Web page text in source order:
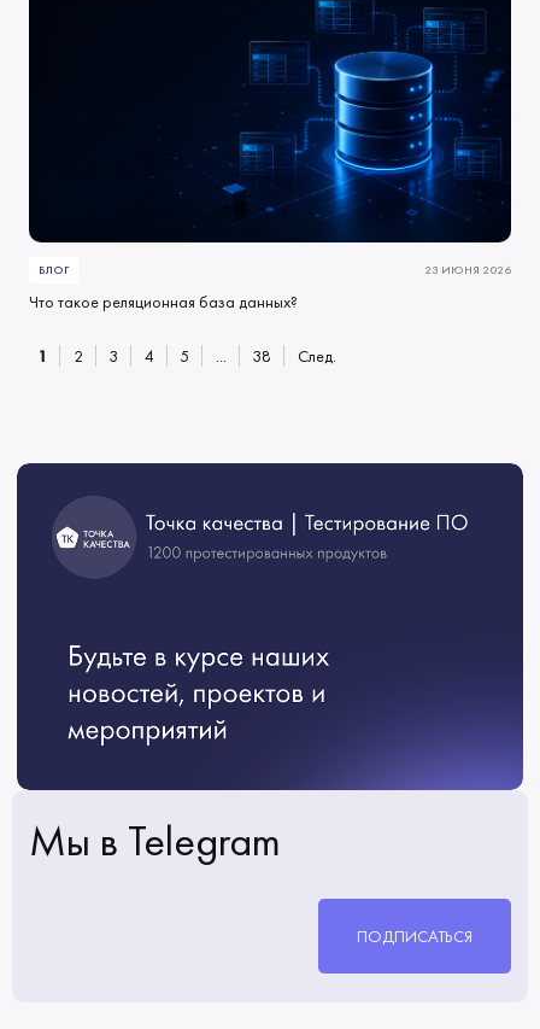
БЛОГ 23 ИЮНЯ 2026
Что такое реляционная база данных?
1 2 3 4 5 ... 38 След.
Мы в Telegram
ПОДПИСАТЬСЯ